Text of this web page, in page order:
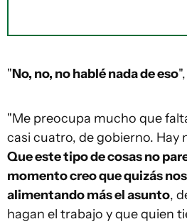
"No, no, no hablé nada de eso
"Me preocupa mucho que
casi cuatro, de gobierno. Hay
Que este tipo de cosas no
momento creo que quizás
alimentando más el asunto,
hagan el trabajo y que quien